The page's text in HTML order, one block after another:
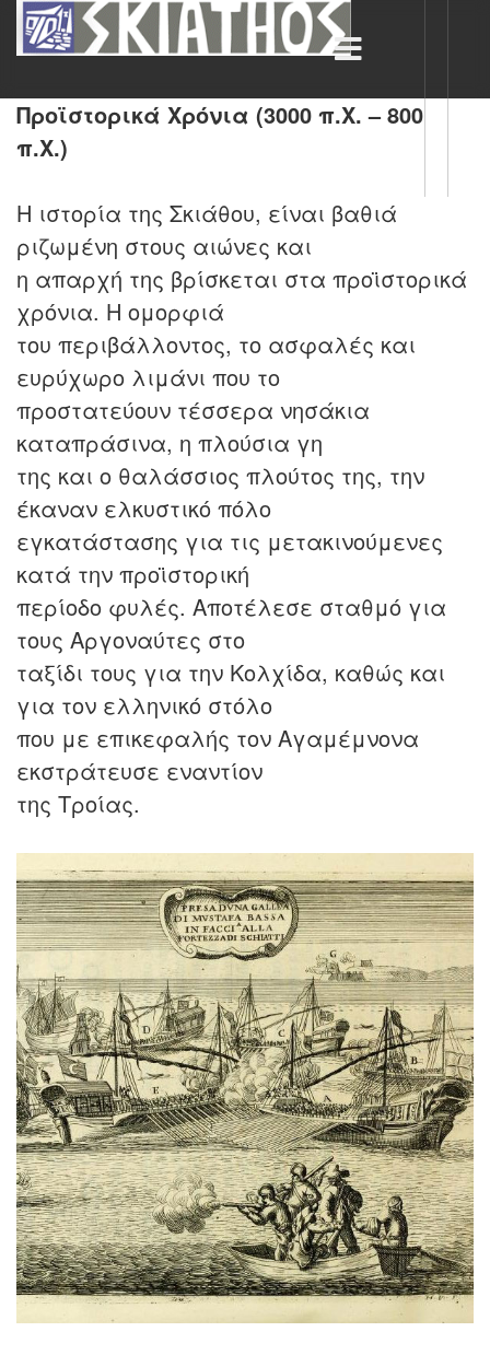
Προϊστορικά Χρόνια (3000 π.Χ. – 800
π.Χ.)
Η ιστορία της Σκιάθου, είναι βαθιά
ριζωμένη στους αιώνες και
η απαρχή της βρίσκεται στα προϊστορικά
χρόνια. Η ομορφιά
του περιβάλλοντος, το ασφαλές και
ευρύχωρο λιμάνι που το
προστατεύουν τέσσερα νησάκια
καταπράσινα, η πλούσια γη
της και ο θαλάσσιος πλούτος της, την
έκαναν ελκυστικό πόλο
εγκατάστασης για τις μετακινούμενες
κατά την προϊστορική
περίοδο φυλές. Αποτέλεσε σταθμό για
τους Αργοναύτες στο
ταξίδι τους για την Κολχίδα, καθώς και
για τον ελληνικό στόλο
που με επικεφαλής τον Αγαμέμνονα
εκστράτευσε εναντίον
της Τροίας.